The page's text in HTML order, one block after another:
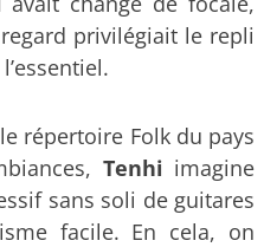
privilégiait le repli
répertoire Folk du pays
Tenhi imagine
sans soli de guitares
facile. En cela, on